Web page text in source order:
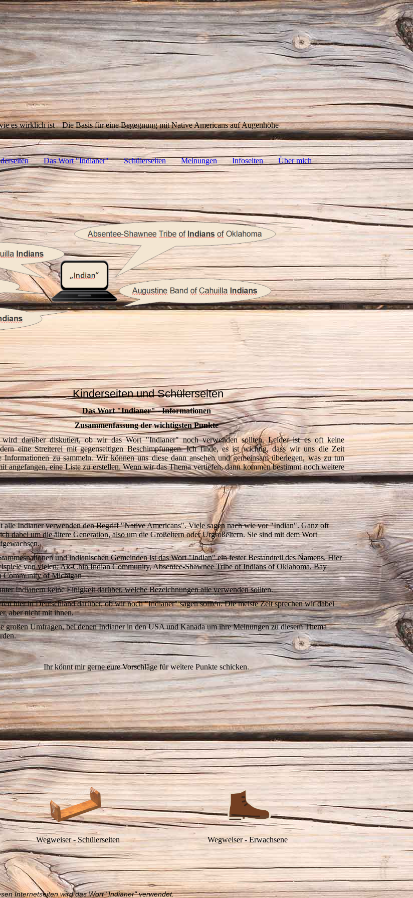
es wirklich ist Die Basis für eine Begegnung mit Native Americans auf Augenhöhe
Das Wort "Indianer" Schülerseiten Meinungen Infoseiten Über mich
Kinderseiten und Schülerseiten
Das Wort "Indianer" - Informationen
Zusammenfassung der wichtigsten Punkte
wird darüber diskutiert, ob wir das Wort "Indianer" noch verwenden sollten. Leider ist es oft keine
eine Streiterei mit gegenseitigen Beschimpfungen. Ich finde, es ist wichtig, dass wir uns die Zeit
Informationen zu sammeln. Wir können uns diese dann ansehen und gemeinsam überlegen, was zu tun
angefangen, eine Liste zu erstellen. Wenn wir das Thema vertiefen, dann kommen bestimmt noch weitere
alle Indianer verwenden den Begriff "Native Americans". Viele sagen nach wie vor "Indian". Ganz oft
dabei um die ältere Generation, also um die Großeltern oder Urgroßeltern. Sie sind mit dem Wort
und indianischen Gemeinden ist das Wort "Indian" ein fester Bestandteil des Namens. Hier
von vielen: Ak-Chin Indian Community, Absentee-Shawnee Tribe of Indians of Oklahoma, Bay
Community of Michigan
Indianern keine Einigkeit darüber, welche Bezeichnungen alle verwenden sollten.
hier in Deutschland darüber, ob wir noch "Indianer" sagen sollten. Die meiste Zeit sprechen wir dabei
aber nicht mit ihnen.
großen Umfragen, bei denen Indianer in den USA und Kanada um ihre Meinungen zu diesem Thema
Ihr könnt mir gerne eure Vorschläge für weitere Punkte schicken.
Wegweiser - Schülerseiten Wegweiser - Erwachsene
Internetseiten wird das Wort "Indianer" verwendet.